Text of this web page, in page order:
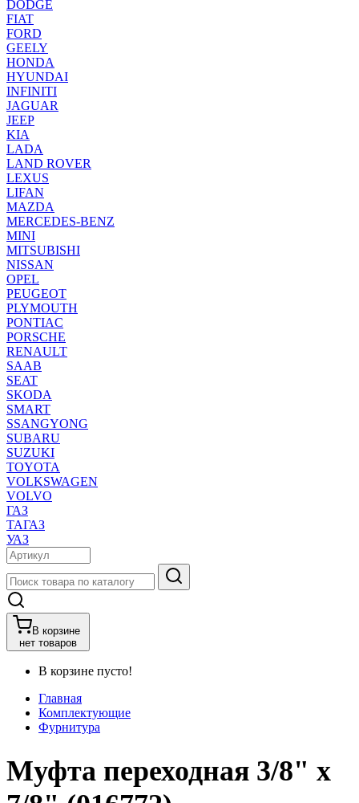
DODGE
FIAT
FORD
GEELY
HONDA
HYUNDAI
INFINITI
JAGUAR
JEEP
KIA
LADA
LAND ROVER
LEXUS
LIFAN
MAZDA
MERCEDES-BENZ
MINI
MITSUBISHI
NISSAN
OPEL
PEUGEOT
PLYMOUTH
PONTIAC
PORSCHE
RENAULT
SAAB
SEAT
SKODA
SMART
SSANGYONG
SUBARU
SUZUKI
TOYOTA
VOLKSWAGEN
VOLVO
ГАЗ
ТАГАЗ
УАЗ
В корзине
нет товаров
В корзине пусто!
Главная
Комплектующие
Фурнитура
Муфта переходная 3/8" х